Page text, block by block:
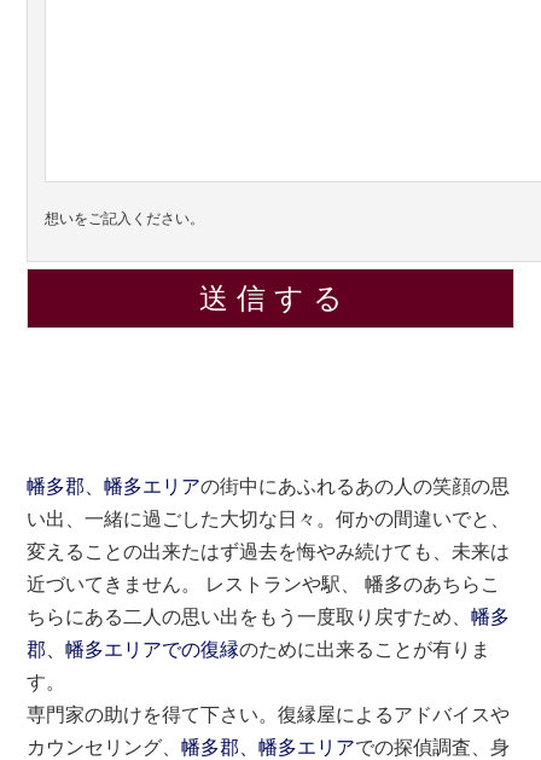
想いをご記入ください。
幡多郡、幡多エリアの街中にあふれるあの人の笑顔の思
い出、一緒に過ごした大切な日々。何かの間違いでと、
変えることの出来たはず過去を悔やみ続けても、未来は
近づいてきません。 レストランや駅、 幡多のあちらこ
ちらにある二人の思い出をもう一度取り戻すため、幡多
郡、幡多エリアでの復縁のために出来ることが有りま
す。
専門家の助けを得て下さい。復縁屋によるアドバイスや
カウンセリング、幡多郡、幡多エリアでの探偵調査、身